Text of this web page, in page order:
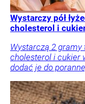
Wystarczy pół
cholesterol i
Wystarczą 2 gramy
cholesterol i cukier
dodać je do